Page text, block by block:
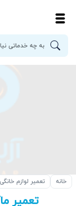
خانه تعمیر لوازم خانگی
تعمیر